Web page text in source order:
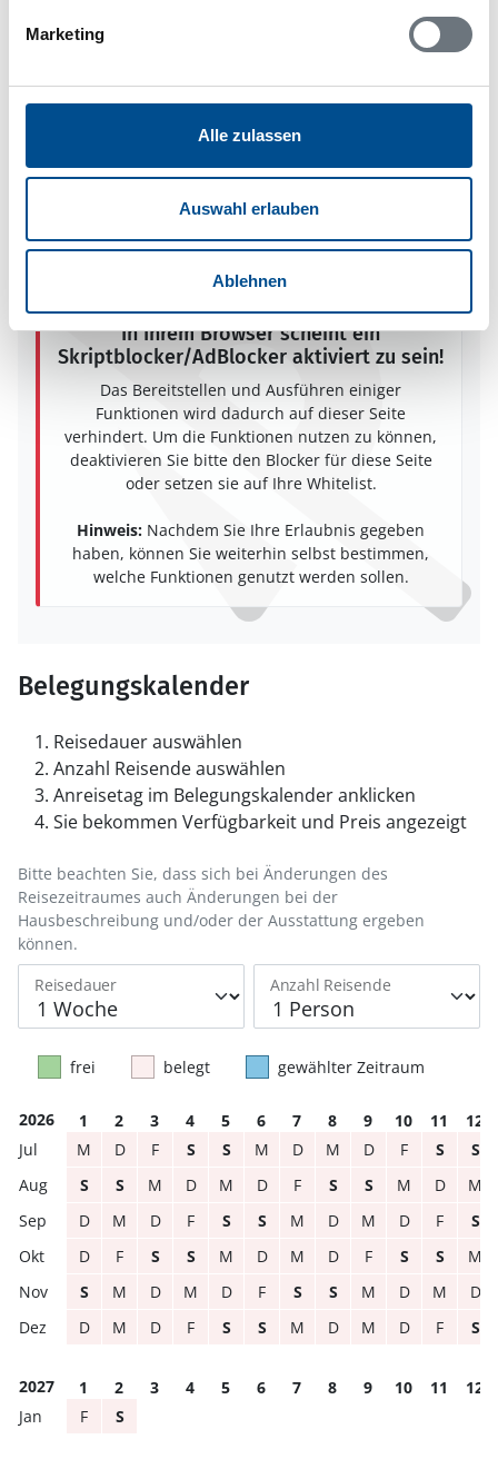
Marketing
Alle zulassen
Auswahl erlauben
Ablehnen
Lageplan
Sollentuna
In Ihrem Browser scheint ein
Skriptblocker/AdBlocker aktiviert zu sein!
Das Bereitstellen und Ausführen einiger
Funktionen wird dadurch auf dieser Seite
verhindert. Um die Funktionen nutzen zu können,
deaktivieren Sie bitte den Blocker für diese Seite
oder setzen sie auf Ihre Whitelist.
Hinweis: Nachdem Sie Ihre Erlaubnis gegeben
haben, können Sie weiterhin selbst bestimmen,
welche Funktionen genutzt werden sollen.
Belegungskalender
Reisedauer auswählen
Anzahl Reisende auswählen
Anreisetag im Belegungskalender anklicken
Sie bekommen Verfügbarkeit und Preis angezeigt
Reisedauer Anzahl Reisende
Bitte beachten Sie, dass sich bei Änderungen des
Reisezeitraumes auch Änderungen bei der
Hausbeschreibung und/oder der Ausstattung ergeben
können.
frei belegt gewählter Zeitraum
2026 1 2 3 4 5 6 7 8 9 10 11
12
M
D F S S M D M D F S
S
S
S M D M D F S S M D
M
D
M D F S S M D M D F
S
D
F S S M D M D F S S
M
S
M D M D F S S M D M
D
D
M D F S S M D M D F S
2027 1 2 3 4 5 6 7 8 9 10 11
12
F
S